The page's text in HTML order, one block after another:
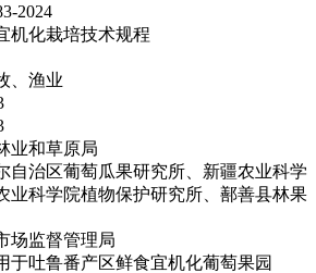
2024
机化栽培技术规程
、渔业
业和草原局
自治区葡萄瓜果研究所、新疆农业科学
业科学院植物保护研究所、鄯善县林果
场监督管理局
于吐鲁番产区鲜食宜机化葡萄果园